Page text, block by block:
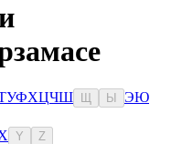
УФХЦЧШ Ы ЭЮ
Y Z